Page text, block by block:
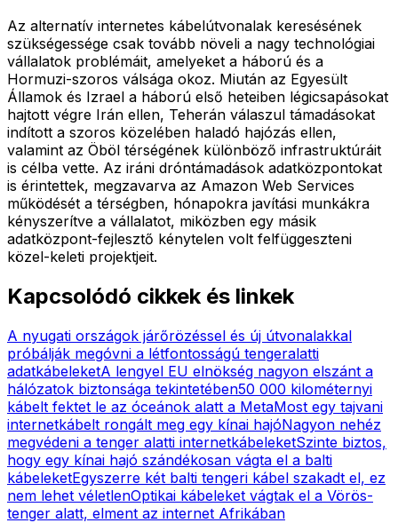
Az alternatív internetes kábelútvonalak keresésének
szükségessége csak tovább növeli a nagy technológiai
vállalatok problémáit, amelyeket a háború és a
Hormuzi-szoros válsága okoz. Miután az Egyesült
Államok és Izrael a háború első heteiben légicsapásokat
hajtott végre Irán ellen, Teherán válaszul támadásokat
indított a szoros közelében haladó hajózás ellen,
valamint az Öböl térségének különböző infrastruktúráit
is célba vette. Az iráni dróntámadások adatközpontokat
is érintettek, megzavarva az Amazon Web Services
működését a térségben, hónapokra javítási munkákra
kényszerítve a vállalatot, miközben egy másik
adatközpont-fejlesztő kénytelen volt felfüggeszteni
közel-keleti projektjeit.
Kapcsolódó cikkek és linkek
A nyugati országok járőrözéssel és új útvonalakkal
próbálják megóvni a létfontosságú tengeralatti
adatkábeleketA lengyel EU elnökség nagyon elszánt a
hálózatok biztonsága tekintetében50 000 kilométernyi
kábelt fektet le az óceánok alatt a MetaMost egy tajvani
internetkábelt rongált meg egy kínai hajóNagyon nehéz
megvédeni a tenger alatti internetkábeleketSzinte biztos,
hogy egy kínai hajó szándékosan vágta el a balti
kábeleketEgyszerre két balti tengeri kábel szakadt el, ez
nem lehet véletlenOptikai kábeleket vágtak el a Vörös-
tenger alatt, elment az internet Afrikában